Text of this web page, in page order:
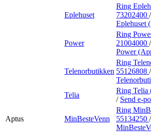
Eplehuset
Ring
73202400 /
Eplehuset
Power
Ring
21004000 /
Power
Telenorbutikken
Ring
55126808 /
Telia
Ring Telia
/ Send e-
Aptus MinBesteVenn
Ring
55134250 /